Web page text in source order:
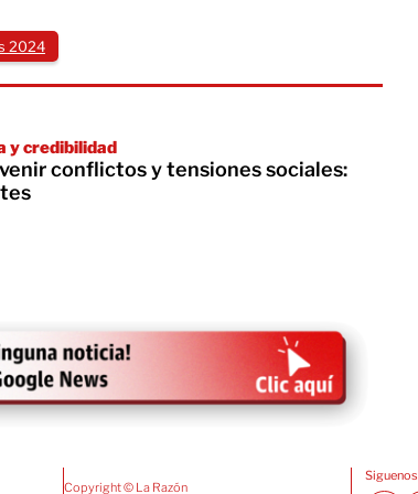
2024
y credibilidad
conflictos y tensiones sociales:
Copyright © La Razón